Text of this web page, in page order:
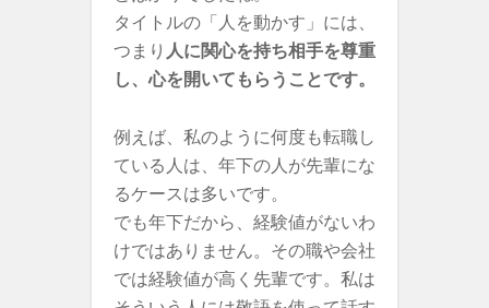
タイトルの「人を動かす」には、
つまり 人に関心を持ち相手を尊重
し、心を開いてもらうことです。
例えば、私のように何度も転職し
ている人は、年下の人が先輩にな
るケースは多いです。
でも年下だから、経験値がないわ
けではありません。その職や会社
では経験値が高く先輩です。私は